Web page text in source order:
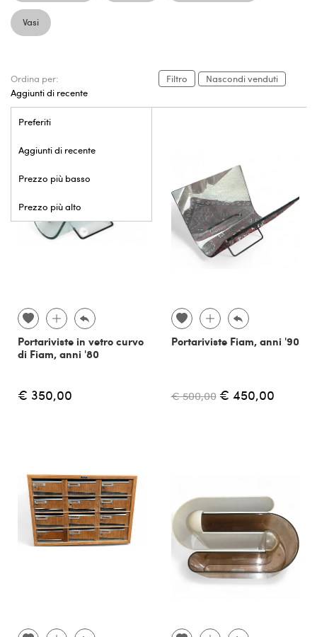
Vasi
Ordina per:
Aggiunti di recente
Preferiti
Aggiunti di recente
Prezzo più basso
Prezzo più alto
Filtro Nascondi venduti
Portariviste in vetro curvo
di Fiam, anni '80
€ 350,00
Portariviste Fiam, anni '90
€ 500,00 € 450,00